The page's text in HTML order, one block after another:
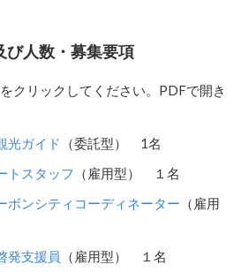
び人数・募集要項
クリックしてください。PDFで開き
光ガイド
（委託型） 1名
トスタッフ
（雇用型） １名
ボンシティコーディネーター （雇用
発支援員
（雇用型） １名